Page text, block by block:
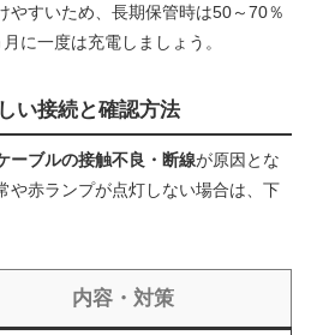
やすいため、長期保管時は50～70％
に一度は充電しましょう。
い接続と確認方法
ーブルの接触不良・断線が原因とな
や赤ランプが点灯しない場合は、下
内容・対策